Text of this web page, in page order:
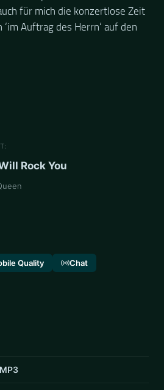
für mich die konzertlose Zeit
Auftrag des Herrn‘ auf den
Rock You
Quality Chat